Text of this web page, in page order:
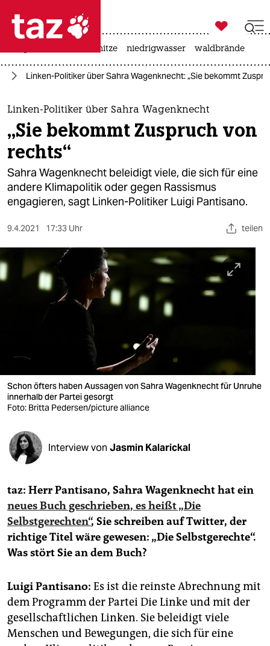
 taz zahl ich
taz zahl ich
themen
politik
öko
gesellschaft
sport
berlin
verlag
veranstaltungen
fragen & hilfe
abo
genossenschaft
epaper login

taz zahl ich
hitze niedrigwasser waldbrände
Linken-Politiker über Sahra Wagenknecht: „Sie bekommt
Linken-Politiker über Sahra Wagenknecht
„Sie bekommt Zuspruch von
rechts“
Sahra Wagenknecht beleidigt viele, die sich für eine
andere Klimapolitik oder gegen Rassismus
engagieren, sagt Linken-Politiker Luigi Pantisano.
9.4.2021 17:33 Uhr teilen
Schon öfters haben Aussagen von Sahra Wagenknecht für Unruhe
innerhalb der Partei gesorgt
Foto: Britta Pedersen/picture alliance
Interview von Jasmin Kalarickal
taz: Herr Pantisano, Sahra Wagenknecht hat ein
neues Buch geschrieben, es heißt „Die
Selbstgerechten“, Sie schreiben auf Twitter, der
richtige Titel wäre gewesen: „Die Selbstgerechte“.
Was stört Sie an dem Buch?
Luigi Pantisano: Es ist die reinste Abrechnung mit
dem Programm der Partei Die Linke und mit der
gesellschaftlichen Linken. Sie beleidigt viele
Menschen und Bewegungen, die sich für eine